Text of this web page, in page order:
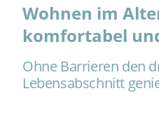
Wohnen im
komfortabel
Ohne Barrieren den
Lebensabschnitt